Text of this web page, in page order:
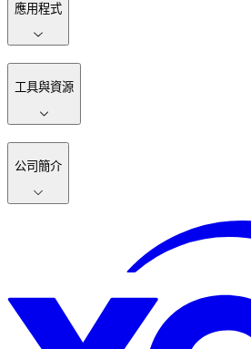
應用程式
工具與資源
公司簡介